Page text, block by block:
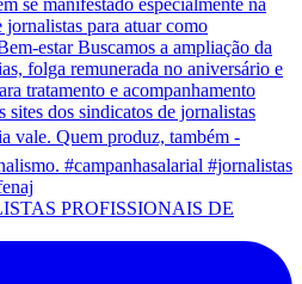
PROFISSIONAIS DE